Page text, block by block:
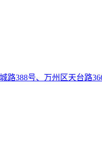
388号、万州区天台路